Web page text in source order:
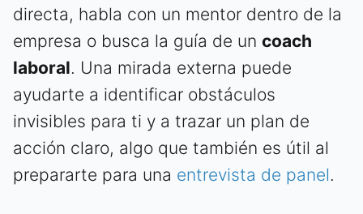
directa, habla con un mentor dentro de la
empresa o busca la guía de un coach
laboral. Una mirada externa puede
ayudarte a identificar obstáculos
invisibles para ti y a trazar un plan de
acción claro, algo que también es útil al
prepararte para una entrevista de panel.